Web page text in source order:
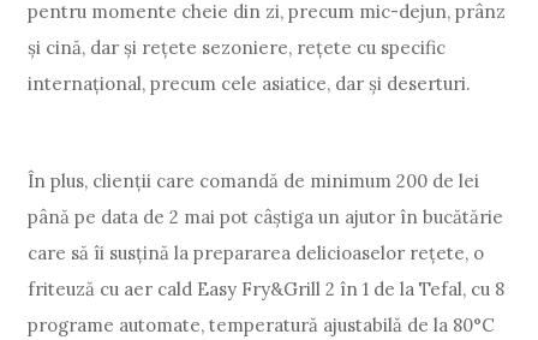
pentru momente cheie din zi, precum mic-dejun, prânz
și cină, dar și rețete sezoniere, rețete cu specific
internațional, precum cele asiatice, dar și deserturi.
În plus, clienții care comandă de minimum 200 de lei
până pe data de 2 mai pot câștiga un ajutor în bucătărie
care să îi susțină la prepararea delicioaselor rețete, o
friteuză cu aer cald Easy Fry&Grill 2 în 1 de la Tefal, cu 8
programe automate, temperatură ajustabilă de la 80°C